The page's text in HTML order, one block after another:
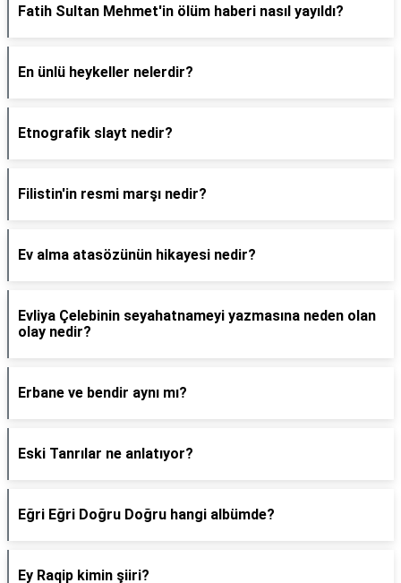
Fatih Sultan Mehmet'in ölüm haberi nasıl yayıldı?
En ünlü heykeller nelerdir?
Etnografik slayt nedir?
Filistin'in resmi marşı nedir?
Ev alma atasözünün hikayesi nedir?
Evliya Çelebinin seyahatnameyi yazmasına neden olan
olay nedir?
Erbane ve bendir aynı mı?
Eski Tanrılar ne anlatıyor?
Eğri Eğri Doğru Doğru hangi albümde?
Ey Raqip kimin şiiri?